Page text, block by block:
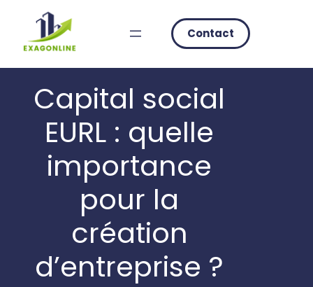
content
Contact
Capital social
EURL : quelle
importance
pour la
création
d’entreprise ?